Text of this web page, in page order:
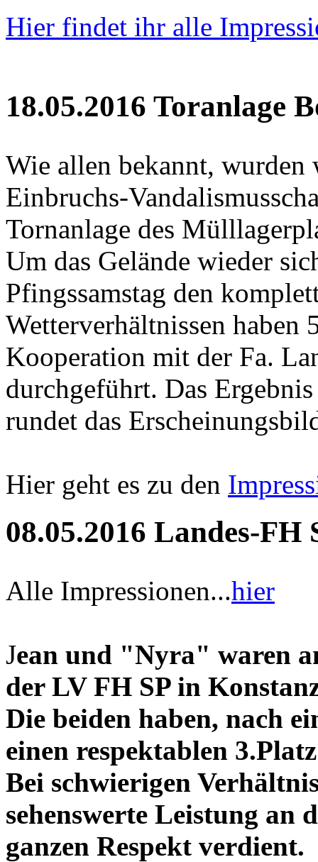
Hier findet ihr alle
18.05.2016 Toranlage
Wie allen bekannt,
Einbruchs-
Tornanlage des
Um das Gelände wieder
Pfingssamstag den
Wetterverhältnissen
Kooperation mit der Fa.
durchgeführt. Das
rundet das
Hier geht es zu den
08.05.2016 Landes-
Alle Impressionen...hier
Jean und "Nyra" waren
der LV FH SP in
Die beiden haben, nach
einen respektablen
Bei schwierigen
sehenswerte Leistung an
ganzen Respekt verdient.